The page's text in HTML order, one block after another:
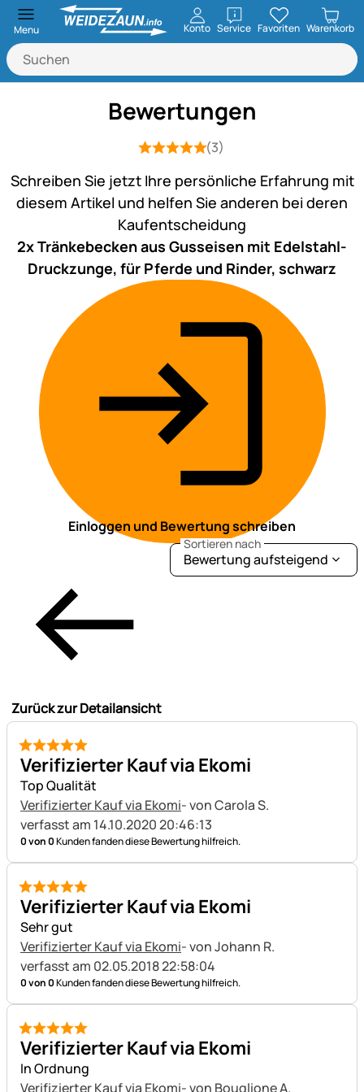
Menu Konto ServiceöffnenFavoriten Warenkorb
Bewertungen
Bewertung: 5 von 5 (3 Bewertungen)
3 Bewertungen
(3)
Schreiben Sie jetzt Ihre persönliche Erfahrung mit
diesem Artikel und helfen Sie anderen bei deren
Kaufentscheidung
2x Tränkebecken aus Gusseisen mit Edelstahl-
Druckzunge, für Pferde und Rinder, schwarz
Einloggen und Bewertung schreiben
Zurück zur Detailansicht
Sortieren nach
Bewertung aufsteigend
5 von 5
Verifizierter Kauf via Ekomi
Top Qualität
Verifizierter Kauf via Ekomi- von Carola S.
verfasst am 14.10.2020 20:46:13
0 von 0Kunden fanden diese Bewertung hilfreich.
5 von 5
Verifizierter Kauf via Ekomi
Sehr gut
Verifizierter Kauf via Ekomi- von Johann R.
verfasst am 02.05.2018 22:58:04
0 von 0Kunden fanden diese Bewertung hilfreich.
5 von 5
Verifizierter Kauf via Ekomi
In Ordnung
Verifizierter Kauf via Ekomi- von Bouglione A.